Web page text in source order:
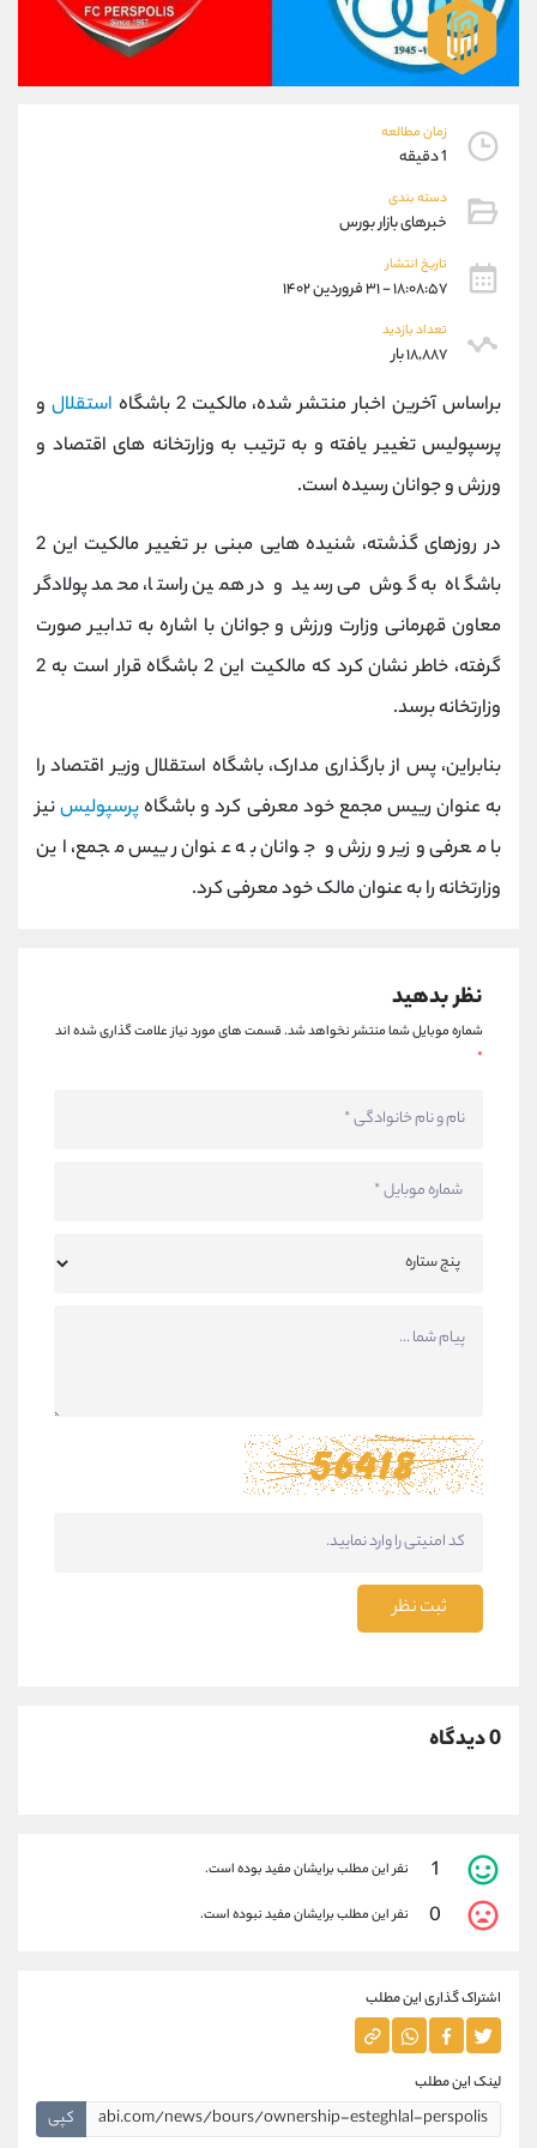
زمان مطالعه
1 دقیقه
دسته بندی
خبرهای بازار بورس
تاریخ انتشار
۱۸:۰۸:۵۷ - ۳۱ فروردین ۱۴۰۲
تعداد بازدید
۱۸,۸۸۷ بار
براساس آخرین اخبار منتشر شده، مالکیت 2 باشگاه استقلال و
پرسپولیس تغییر یافته و به ترتیب به وزارتخانه های اقتصاد و
ورزش و جوانان رسیده است.
در روزهای گذشته، شنیده هایی مبنی بر تغییر مالکیت این 2
باشگاه به گوش می رسید و در همین راستا، محمد پولادگر
معاون قهرمانی وزارت ورزش و جوانان با اشاره به تدابیر صورت
گرفته، خاطر نشان کرد که مالکیت این 2 باشگاه قرار است به 2
وزارتخانه برسد.
بنابراین، پس از بارگذاری مدارک، باشگاه استقلال وزیر اقتصاد را
به عنوان رییس مجمع خود معرفی کرد و باشگاهپرسپولیسنیز
با معرفی وزیر ورزش و جوانان به عنوان رییس مجمع، این
وزارتخانه را به عنوان مالک خود معرفی کرد.
نظر بدهید
شماره موبایل شما منتشر نخواهد شد.قسمت های مورد نیاز علامت گذاری شده اند
*
ثبت نظر
0 دیدگاه
1 نفر این مطلب برایشان مفید بوده است.
0 نفر این مطلب برایشان مفید نبوده است.
اشتراک گذاری این مطلب
لینک این مطلب
کپی
09194198792
واتساپ شروع گفتگو
تلگرام @Armteam_admin_33
پشتیبان فروش
موبایل
واتساپ
تلگرام
داخلی
اطلاعات تماس
تلفن 021-22021030
بدون پیش شماره 90001030
اینستاگرام
کانال بله @alirezamehrabi_official